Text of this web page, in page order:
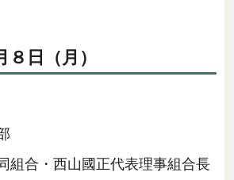
日（月）
組合・西山國正代表理事組合長